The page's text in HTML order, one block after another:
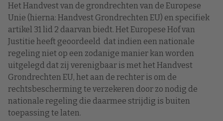
Het Handvest van de grondrechten van de Europese
Unie (hierna: Handvest Grondrechten EU) en specifiek
artikel 31 lid 2 daarvan biedt. Het Europese Hof van
Justitie heeft geoordeeld dat indien een nationale
regeling niet op een zodanige manier kan worden
uitgelegd dat zij verenigbaar is met het Handvest
Grondrechten EU, het aan de rechter is om de
rechtsbescherming te verzekeren door zo nodig de
nationale regeling die daarmee strijdig is buiten
toepassing te laten.